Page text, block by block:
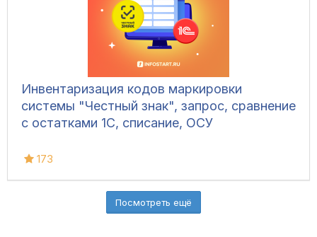
Инвентаризация кодов маркировки
системы "Честный знак", запрос, сравнение
с остатками 1С, списание, ОСУ
173
Посмотреть ещё